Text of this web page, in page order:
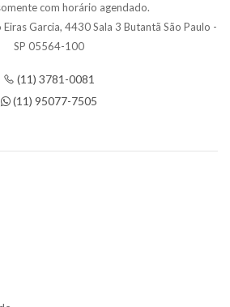
com horário agendado.
Garcia, 4430 Sala 3 Butantã São Paulo -
SP 05564-100
(11) 3781-0081
(11) 95077-7505